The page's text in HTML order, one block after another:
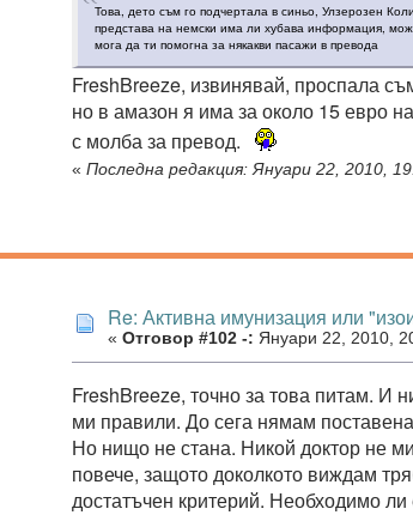
Това, дето съм го подчертала в синьо, Улзерозен
представа на немски има ли хубава информация,
мога да ти помогна за някакви пасажи в превода
FreshBreeze, извинявай, проспала
но в амазон я има за около 15 евро
с молба за превод.
« Последна редакция: Януари 22, 2010,
Re: Активна имунизация или
« Отговор #102 -: Януари 22, 2010,
FreshBreeze, точно за това питам. И
ми правили. До сега нямам
Но нищо не стана. Никой доктор не
повече, защото доколкото виждам
достатъчен критерий. Необходимо